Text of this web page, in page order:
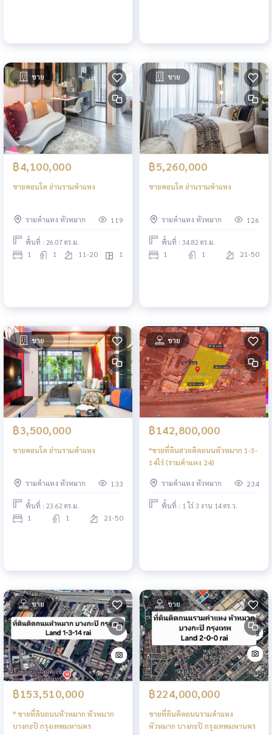
ขาย
฿4,100,000
ขายคอนโด ย่านรามคำแหง
รามคำแหง หัวหมาก 119
พื้นที่ : 26.07 ตร.ม.
1 1 11-20 1
ขาย
฿5,260,000
ขายคอนโด ย่านรามคำแหง
รามคำแหง หัวหมาก 126
พื้นที่ : 34.82 ตร.ม.
1 1 21-50
ขาย
฿3,500,000
ขายคอนโด ย่านรามคำแหง
รามคำแหง หัวหมาก 133
พื้นที่ : 23.62 ตร.ม.
1 1 21-50
ขาย
฿142,800,000
*ขายที่ดินสวยติดถนนหัวหมาก 1-3-
14ไร่ (รามคำแหง 24)
รามคำแหง หัวหมาก 234
พื้นที่ : 1 ไร่ 3 งาน 14 ตร.ว.
ขาย
฿153,510,000
* ขายที่ดินถนนหัวหมาก หัวหมาก
บางกะปิ กรุงเทพมหานคร
ขาย
฿224,000,000
ขายที่ดินติดถนนรามคำแหง
หัวหมาก บางกะปิ กรุงเทพมหานคร